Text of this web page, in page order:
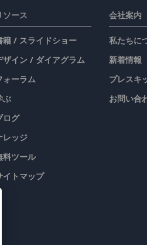
ソース
籍 / スライドショー
ザイン / ダイアグラム
ォーラム
ぶ
ログ
レッジ
料ツール
イトマップ
会社案内
私たちに
新着情報
プレスキ
お問い合